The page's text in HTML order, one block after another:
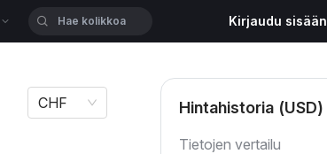
Kirjaudu sisään
CHF Hintahistoria (USD)
Tietojen vertailu